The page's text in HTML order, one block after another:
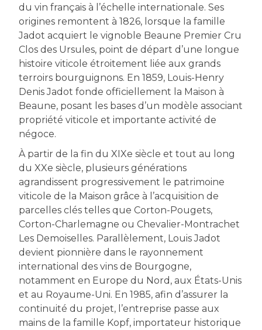
du vin français à l’échelle internationale. Ses
origines remontent à 1826, lorsque la famille
Jadot acquiert le vignoble Beaune Premier Cru
Clos des Ursules, point de départ d’une longue
histoire viticole étroitement liée aux grands
terroirs bourguignons. En 1859, Louis-Henry
Denis Jadot fonde officiellement la Maison à
Beaune, posant les bases d’un modèle associant
propriété viticole et importante activité de
négoce.
À partir de la fin du XIXe siècle et tout au long
du XXe siècle, plusieurs générations
agrandissent progressivement le patrimoine
viticole de la Maison grâce à l’acquisition de
parcelles clés telles que Corton-Pougets,
Corton-Charlemagne ou Chevalier-Montrachet
Les Demoiselles. Parallèlement, Louis Jadot
devient pionnière dans le rayonnement
international des vins de Bourgogne,
notamment en Europe du Nord, aux États-Unis
et au Royaume-Uni. En 1985, afin d’assurer la
continuité du projet, l’entreprise passe aux
mains de la famille Kopf, importateur historique